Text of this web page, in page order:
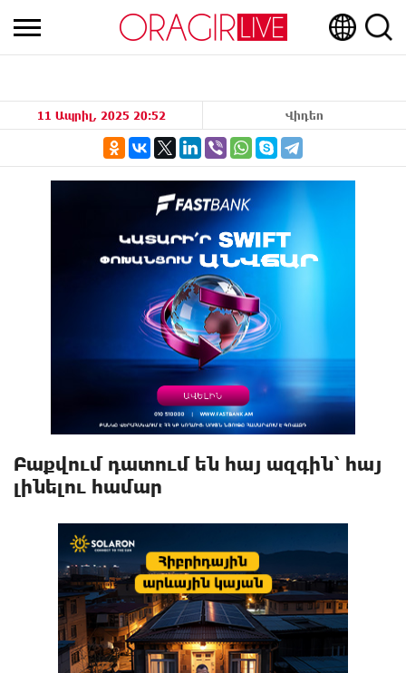
11 Ապրիլ, 2025 20:52 Վիդեո
Բաքվում դատում են հայ ազգին՝ հայ
լինելու համար